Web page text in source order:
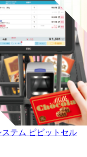
テム ピピットセル